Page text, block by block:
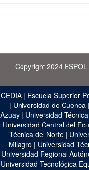
Copyright 2024 ESPOL
CEDIA| Escuela Superior
| Universidad de Cuenca|
Azuay| Universidad
Universidad Central del
Técnica del Norte |
Milagro | Universidad
Universidad Regional
Universidad Tecnológica